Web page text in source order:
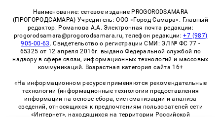
Наименование: сетевое издание PROGORODSAMARA
(ПРОГОРОДСАМАРА) Учредитель: ООО «Город Самара». Главный
редактор: Романова А.А. Электронная почта редакции:
progorodsamara@progorodsamara.ru, телефон редакции:+7 (987)
905-00-63 . Свидетельство о регистрации СМИ: ЭЛ № ФС 77 -
65325 от 12 апреля 2016г. выдано Федеральной службой по
надзору в сфере связи, информационных технологий и массовых
коммуникаций. Возрастная категория сайта 16+
«На информационном ресурсе применяются рекомендательные
технологии (информационные технологии предоставления
информации на основе сбора, систематизации и анализа
сведений, относящихся к предпочтениям пользователей сети
«Интернет», находящихся на территории Российской